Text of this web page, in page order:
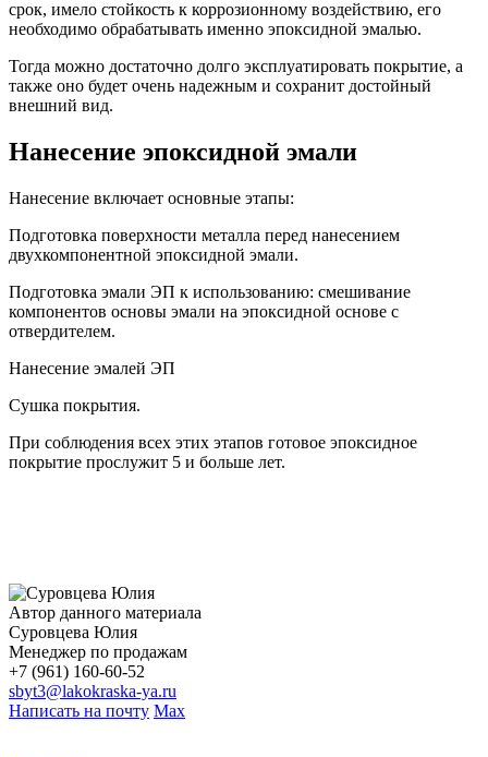
срок, имело стойкость к коррозионному воздействию, его
необходимо обрабатывать именно эпоксидной эмалью.
Тогда можно достаточно долго эксплуатировать покрытие, а
также оно будет очень надежным и сохранит достойный
внешний вид.
Нанесение эпоксидной эмали
Нанесение включает основные этапы:
Подготовка поверхности металла перед нанесением
двухкомпонентной эпоксидной эмали.
Подготовка эмали ЭП к использованию: смешивание
компонентов основы эмали на эпоксидной основе с
отвердителем.
Нанесение эмалей ЭП
Сушка покрытия.
При соблюдения всех этих этапов готовое эпоксидное
покрытие прослужит 5 и больше лет.
Автор данного материала
Суровцева Юлия
Менеджер по продажам
+7 (961) 160-60-52
sbyt3@lakokraska-ya.ru
Написать на почту Max